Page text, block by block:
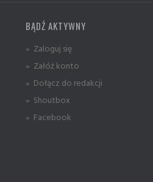
BĄDŹ AKTYWNY
» Zaloguj się
» Załóż konto
» Dołącz do redakcji
» Shoutbox
» Facebook